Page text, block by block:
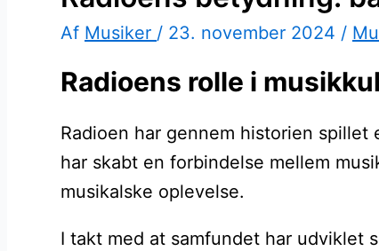
Af Musiker / 23. november 2024 /
Radioens rolle i
Radioen har gennem historien
har skabt en forbindelse mellem
musikalske oplevelse.
I takt med at samfundet har udviklet